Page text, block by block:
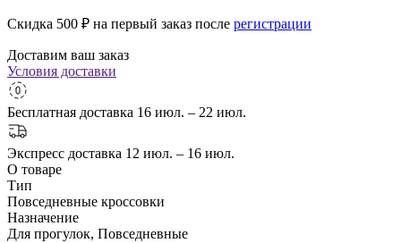
Скидка 500 ₽ на первый заказ после регистрации
Доставим ваш заказ
Условия доставки
Бесплатная доставка 16 июл. – 22 июл.
Экспресс доставка 12 июл. – 16 июл.
О товаре
Тип
Повседневные кроссовки
Назначение
Для прогулок, Повседневные